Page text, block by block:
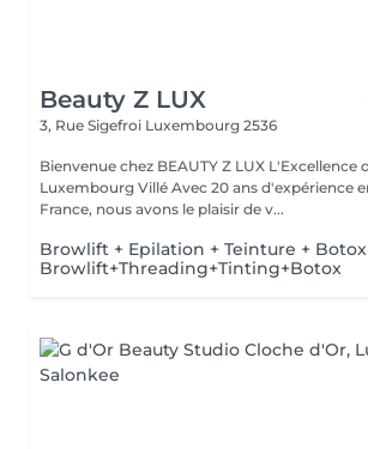
Beauty Z LUX
3, Rue Sigefroi Luxembourg 2536
Bienvenue chez BEAUTY Z LUX L'Excellence
Luxembourg Villé Avec 20 ans d'expérience en Russie et en
France, nous avons le plaisir de v...
Browlift + Epilation + Teinture +
Browlift+Threading+Tinting+Botox